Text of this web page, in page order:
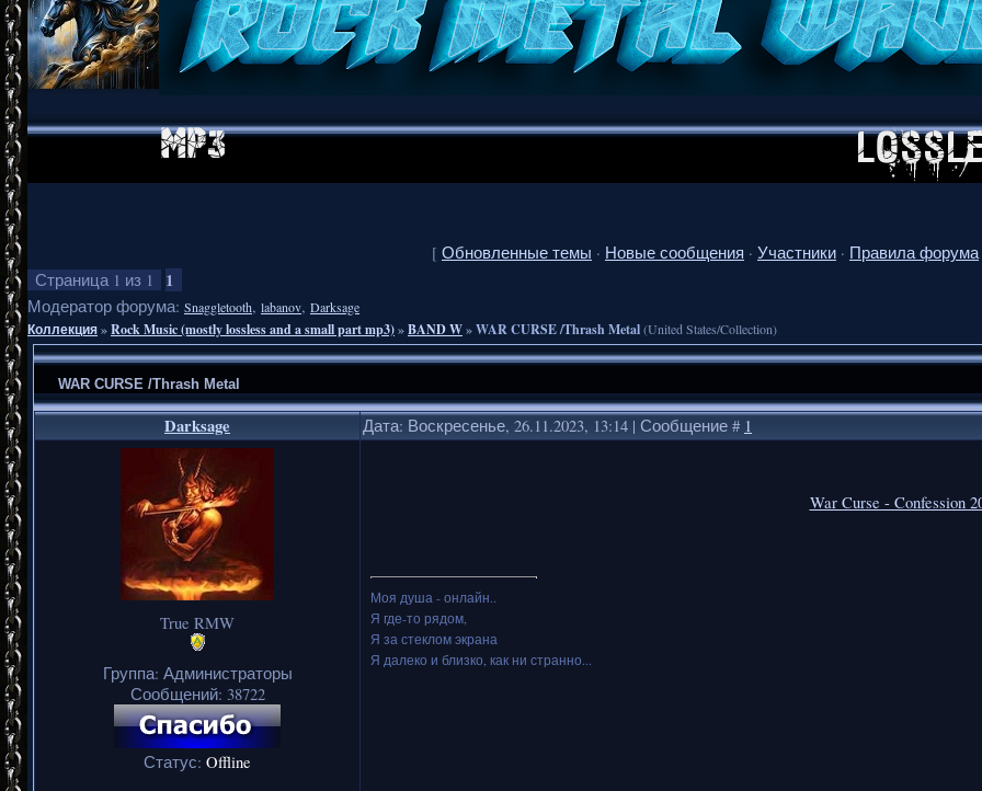
[ Обновленные темы · Новые сообщения · Участники · Правила форума
Страница 1 из 1 1
Модератор форума: Snaggletooth, labanov, Darksage
Коллекция»Rock Music (mostly lossless and a small part mp3)»BAND W»WAR CURSE /Thrash Metal(United States/Collection)
WAR CURSE /Thrash Metal
Darksage Дата: Воскресенье, 26.11.2023, 13:14 | Сообщение # 1
True RMW
Группа: Администраторы
Сообщений: 38722
Статус: Offline
War Curse - Confession
Моя душа - онлайн..
Я где-то рядом,
Я за стеклом экрана
Я далеко и близко, как ни странно...